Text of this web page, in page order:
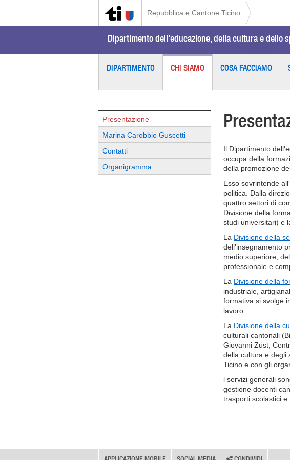
Repubblica e Cantone Ticino
Dipartimento dell'educazione, della cultura e dello
DIPARTIMENTO CHI SIAMO COSA FACCIAMO
Presentazione
Marina Carobbio Guscetti
Contatti
Organigramma
Il Dipartimento
occupa della
della promozione
Esso sovrintende
politica. Dalla
quattro settori di
Divisione della
studi universitari) e
La Divisione della
dell'insegnamento
medio superiore,
professionale e
La Divisione della
industriale,
formativa si svolge
lavoro.
La Divisione della
culturali cantonali
Giovanni Züst,
della cultura e degli
Ticino e con gli
l servizi generali
gestione docenti
trasporti scolastici e